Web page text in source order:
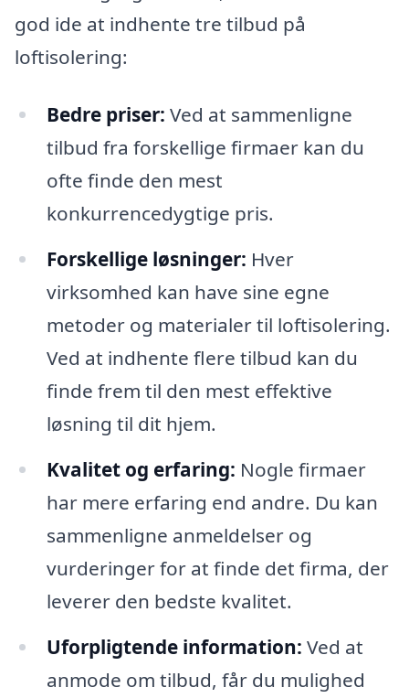
god ide at indhente tre tilbud på
loftisolering:
Bedre priser: Ved at sammenligne
tilbud fra forskellige firmaer kan du
ofte finde den mest
konkurrencedygtige pris.
Forskellige løsninger: Hver
virksomhed kan have sine egne
metoder og materialer til loftisolering.
Ved at indhente flere tilbud kan du
finde frem til den mest effektive
løsning til dit hjem.
Kvalitet og erfaring: Nogle firmaer
har mere erfaring end andre. Du kan
sammenligne anmeldelser og
vurderinger for at finde det firma, der
leverer den bedste kvalitet.
Uforpligtende information: Ved at
anmode om tilbud, får du mulighed